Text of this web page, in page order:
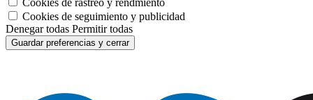
Cookies de seguimiento y publicidad
Denegar todas Permitir todas
Guardar preferencias y cerrar